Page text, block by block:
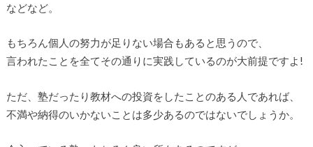
などなど。
もちろん個人の努力が足りない場合もあると思うので、
言われたことを全てその通りに実践しているのが大前提ですよ!
ただ、塾だったり教材への投資をしたことのある人であれば、
不満や納得のいかないことは多少あるのではないでしょうか。